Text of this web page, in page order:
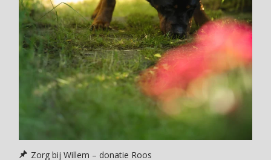
Zorg bij Willem – donatie Roos